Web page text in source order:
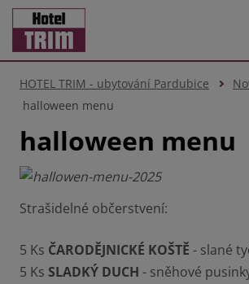
HOTEL TRIM - ubytování Pardubice
halloween menu
halloween menu
Strašidelné občerstvení:
5 Ks ČARODĚJNICKÉ KOŠTĚ - slané
5 Ks SLADKÝ DUCH - sněhové